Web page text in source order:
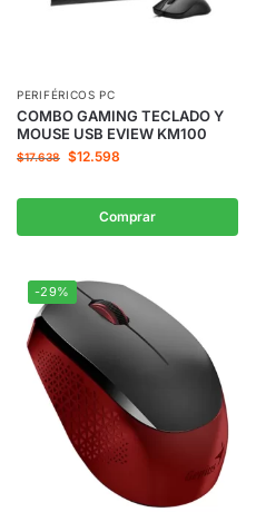
PERIFÉRICOS PC
COMBO GAMING TECLADO Y
MOUSE USB EVIEW KM100
$17.638 $12.598
Comprar
-29%